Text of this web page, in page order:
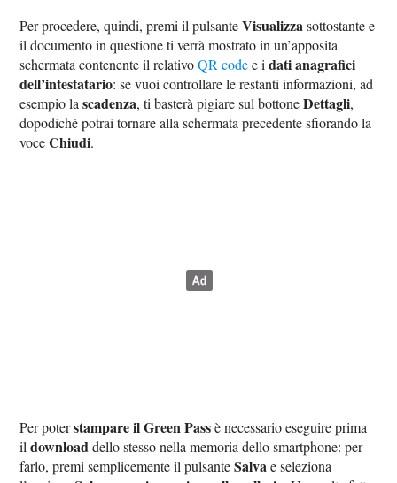
Per procedere, quindi, premi il pulsanteVisualizzasottostante e
il documento in questione ti verrà mostrato in un’apposita
schermata contenente il relativoQR codee idati anagrafici
dell’intestatario: se vuoi controllare le restanti informazioni, ad
esempio lascadenza, ti basterà pigiare sul bottoneDettagli,
dopodiché potrai tornare alla schermata precedente sfiorando la
voceChiudi.
Per poterstampare il Green Passè necessario eseguire prima
ildownloaddello stesso nella memoria dello smartphone: per
farlo, premi semplicemente il pulsanteSalvae seleziona